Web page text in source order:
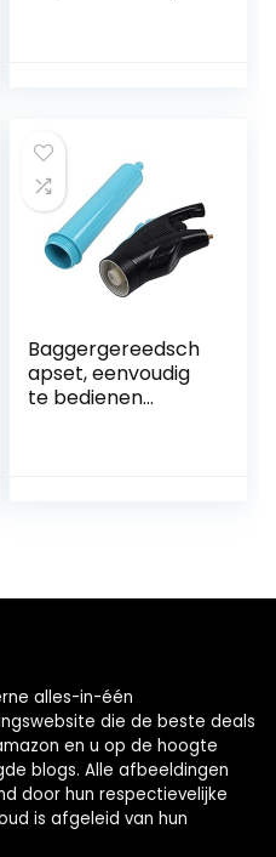
Baggergereedsch
apset, eenvoudig
te bedienen
alles-in-één
die de beste deals
en u op de hoogte
blogs. Alle afbeeldingen
door hun respectievelijke
is afgeleid van hun